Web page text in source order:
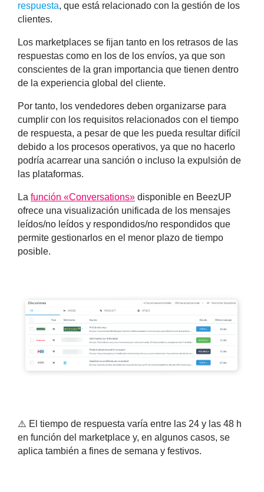
respuesta, que está relacionado con la gestión de los
clientes.
Los marketplaces se fijan tanto en los retrasos de las
respuestas como en los de los envíos, ya que son
conscientes de la gran importancia que tienen dentro
de la experiencia global del cliente.
Por tanto, los vendedores deben organizarse para
cumplir con los requisitos relacionados con el tiempo
de respuesta, a pesar de que les pueda resultar difícil
debido a los procesos operativos, ya que no hacerlo
podría acarrear una sanción o incluso la expulsión de
las plataformas.
La función «Conversations» disponible en BeezUP
ofrece una visualización unificada de los mensajes
leídos/no leídos y respondidos/no respondidos que
permite gestionarlos en el menor plazo de tiempo
posible.
⚠️ El tiempo de respuesta varía entre las 24 y las 48 h
en función del marketplace y, en algunos casos, se
aplica también a fines de semana y festivos.